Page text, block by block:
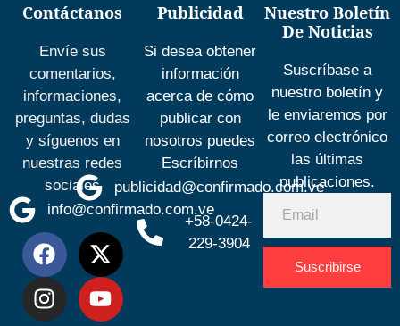
Contáctanos
Envíe sus
comentarios,
informaciones,
preguntas, dudas
y síguenos en
nuestras redes
sociales
info@confirmado.com.ve
Publicidad
Si desea obtener
información
acerca de cómo
publicar con
nosotros puedes
Escríbirnos
publicidad@confirmado.com.ve
+58-0424-
229-3904
Nuestro Boletín
De Noticias
Suscríbase a
nuestro boletín y
le enviaremos por
correo electrónico
las últimas
publicaciones.
Suscribirse